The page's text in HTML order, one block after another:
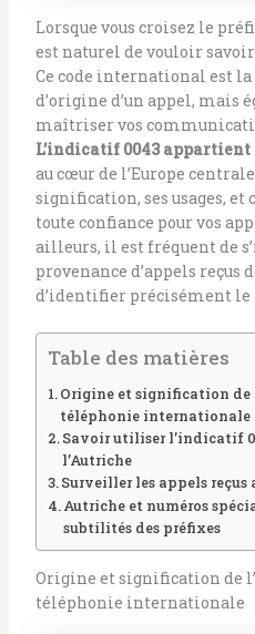
Lorsque vous croisez le
est naturel de vouloir
Ce code international est
d’origine d’un appel, mais
maîtriser vos
L’indicatif 0043 appartient
au cœur de l’Europe
signification, ses usages,
toute confiance pour vos
ailleurs, il est fréquent de
provenance d’appels reçus
d’identifier précisément le
Table des matières
Origine et signification
téléphonie internationale
Savoir utiliser l’indicatif
l’Autriche
Surveiller les appels
Autriche et numéros
subtilités des préfixes
Origine et signification de
téléphonie internationale